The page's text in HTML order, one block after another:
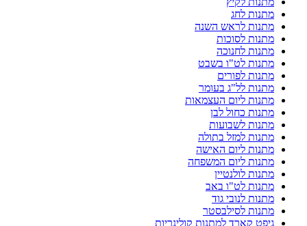
מתנות לחג
מתנות לראש השנה
מתנות לסוכות
מתנות לחנוכה
מתנות לט"ו בשבט
מתנות לפורים
מתנות לל"ג בעומר
מתנות ליום העצמאות
מתנות כחול לבן
מתנות לשבועות
מתנות למזל בתולה
מתנות ליום האישה
מתנות ליום המשפחה
מתנות לולנטיין
מתנות לט"ו באב
מתנות לנובי גוד
מתנות לסילבסטר
גיפט קארד למתנות קולינריות